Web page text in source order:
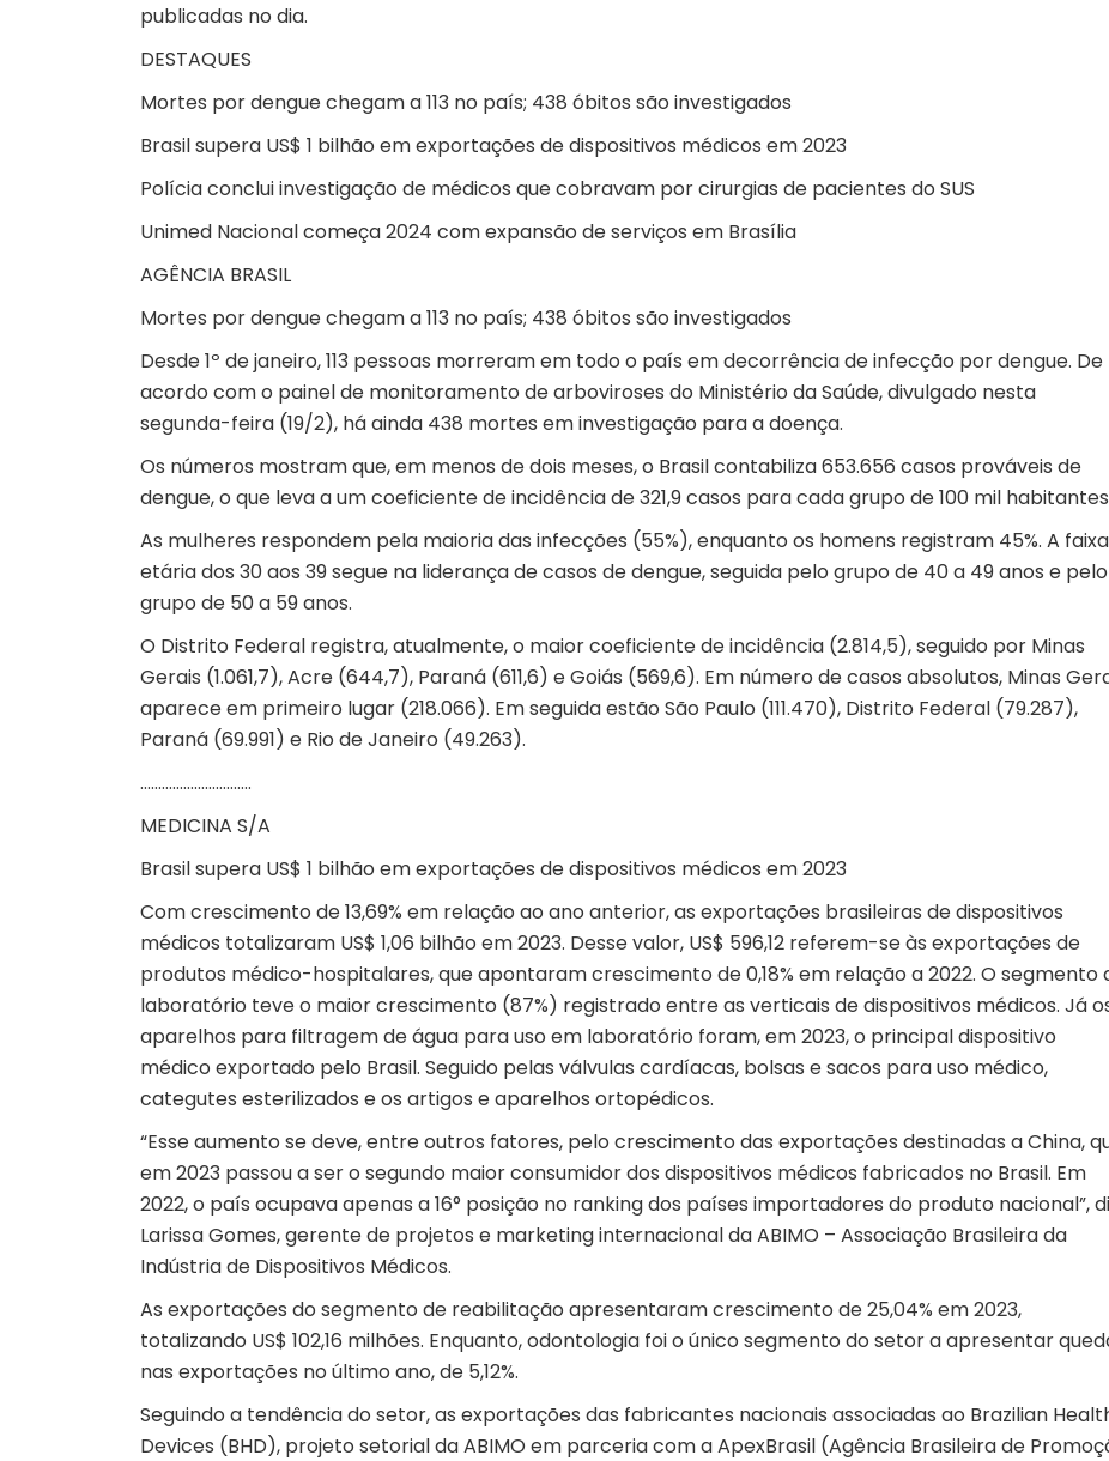
publicadas no dia.
DESTAQUES
Mortes por dengue chegam a 113 no país; 438 óbitos são investigados
Brasil supera US$ 1 bilhão em exportações de dispositivos médicos em 2023
Polícia conclui investigação de médicos que cobravam por cirurgias de pacientes do SUS
Unimed Nacional começa 2024 com expansão de serviços em Brasília
AGÊNCIA BRASIL
Mortes por dengue chegam a 113 no país; 438 óbitos são investigados
Desde 1º de janeiro, 113 pessoas morreram em todo o país em decorrência de infecção por dengue. De
acordo com o painel de monitoramento de arboviroses do Ministério da Saúde, divulgado nesta
segunda-feira (19/2), há ainda 438 mortes em investigação para a doença.
Os números mostram que, em menos de dois meses, o Brasil contabiliza 653.656 casos prováveis de
dengue, o que leva a um coeficiente de incidência de 321,9 casos para cada grupo de 100 mil
As mulheres respondem pela maioria das infecções (55%), enquanto os homens registram 45%. A faixa
etária dos 30 aos 39 segue na liderança de casos de dengue, seguida pelo grupo de 40 a 49 anos e pelo
grupo de 50 a 59 anos.
O Distrito Federal registra, atualmente, o maior coeficiente de incidência (2.814,5), seguido por Minas
Gerais (1.061,7), Acre (644,7), Paraná (611,6) e Goiás (569,6). Em número de casos absolutos, Minas
aparece em primeiro lugar (218.066). Em seguida estão São Paulo (111.470), Distrito Federal (79.287),
Paraná (69.991) e Rio de Janeiro (49.263).
………………………….
MEDICINA S/A
Brasil supera US$ 1 bilhão em exportações de dispositivos médicos em 2023
Com crescimento de 13,69% em relação ao ano anterior, as exportações brasileiras dedispositivos
médicos totalizaram US$ 1,06 bilhão em 2023. Desse valor, US$ 596,12 referem-se às exportações de
produtos médico-hospitalares, que apontaram crescimento de 0,18% em relação a 2022. O segmento
laboratório teve o maior crescimento (87%) registrado entre as verticais de dispositivos médicos. Já
aparelhos para filtragem de água para uso em laboratório foram, em 2023, o principal dispositivo
médico exportado pelo Brasil. Seguido pelas válvulas cardíacas, bolsas e sacos para uso médico,
categutes esterilizados e os artigos e aparelhos ortopédicos.
“Esse aumento se deve, entre outros fatores, pelo crescimento das exportações destinadas a China,
em 2023 passou a ser o segundo maior consumidor dos dispositivos médicos fabricados no Brasil. Em
2022, o país ocupava apenas a 16° posição no ranking dos países importadores do produto nacional”,
Larissa Gomes, gerente de projetos e marketing internacional daABIMO – Associação Brasileira da
Indústria de Dispositivos Médicos.
As exportações do segmento de reabilitação apresentaram crescimento de 25,04% em 2023,
totalizando US$ 102,16 milhões. Enquanto, odontologia foi o único segmento do setor a apresentar
nas exportações no último ano, de 5,12%.
Seguindo a tendência do setor, as exportações das fabricantes nacionais associadas ao Brazilian
Devices (BHD), projeto setorial da ABIMO em parceria com aApexBrasil (Agência Brasileira de